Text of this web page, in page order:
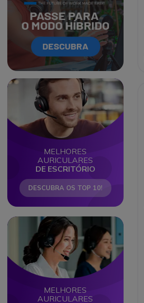
Circle
Circle
MELHORES
AURICULARES
DE ESCRITÓRIO
DESCUBRA OS TOP 10!
Circle
Circle
MELHORES
AURICULARES